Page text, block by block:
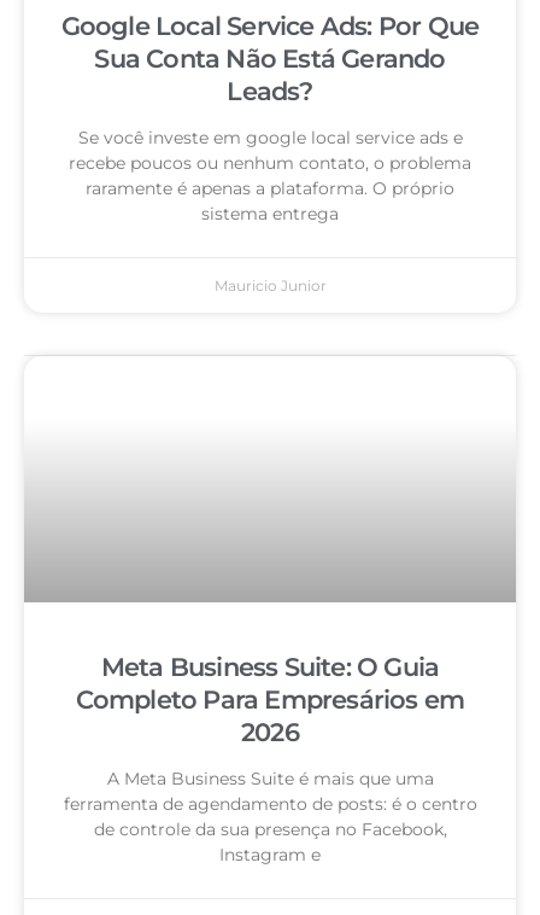
Google Local Service Ads: Por Que
Sua Conta Não Está Gerando
Leads?
Se você investe em google local service ads e
recebe poucos ou nenhum contato, o problema
raramente é apenas a plataforma. O próprio
sistema entrega
Mauricio Junior
Meta Business Suite: O Guia
Completo Para Empresários em
2026
A Meta Business Suite é mais que uma
ferramenta de agendamento de posts: é o centro
de controle da sua presença no Facebook,
Instagram e